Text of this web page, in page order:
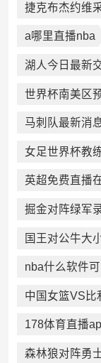
捷克布杰约维
a哪里直播nba
湖人今日最新
世界杯南美区
马刺队最新消
女足世界杯教
英超免费直播
掘金对阵绿军
国王对公牛大
nba什么软件
中国女篮VS比
178体育直播
森林狼对阵勇